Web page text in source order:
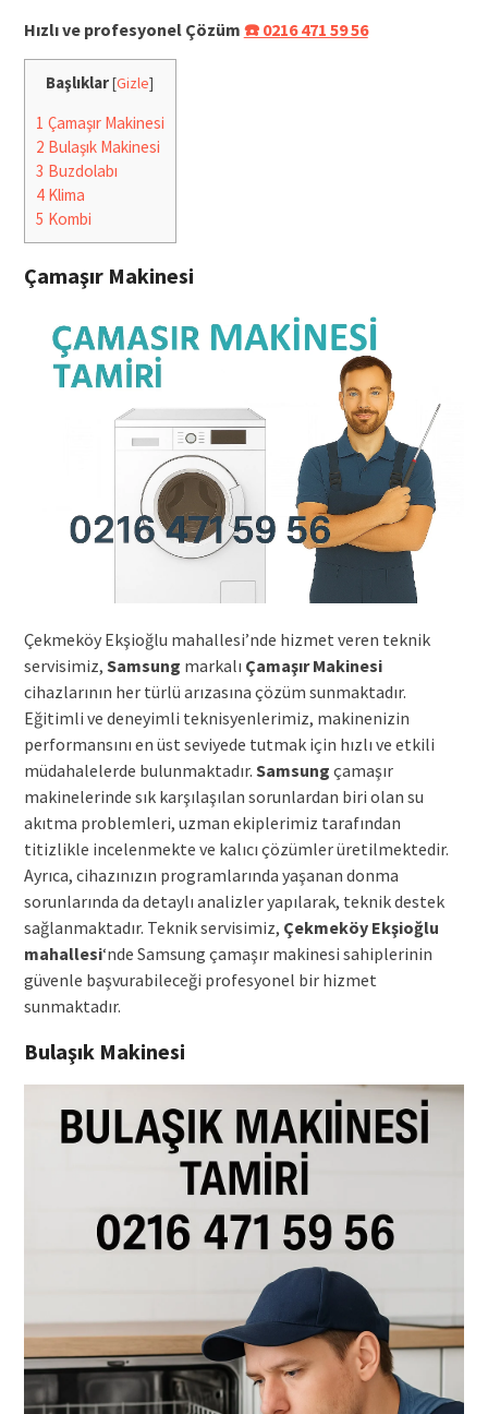
Hızlı ve profesyonel Çözüm ☎️ 0216 471 59 56
Başlıklar[Gizle]
1 Çamaşır Makinesi
2 Bulaşık Makinesi
3 Buzdolabı
4Klima
5 Kombi
Çamaşır Makinesi
Çekmeköy Ekşioğlu mahallesi’nde hizmet veren teknik
servisimiz, Samsung markalı Çamaşır Makinesi
cihazlarının her türlü arızasına çözüm sunmaktadır.
Eğitimli ve deneyimli teknisyenlerimiz, makinenizin
performansını en üst seviyede tutmak için hızlı ve etkili
müdahalelerde bulunmaktadır. Samsung çamaşır
makinelerinde sık karşılaşılan sorunlardan biri olan su
akıtma problemleri, uzman ekiplerimiz tarafından
titizlikle incelenmekte ve kalıcı çözümler üretilmektedir.
Ayrıca, cihazınızın programlarında yaşanan donma
sorunlarında da detaylı analizler yapılarak, teknik destek
sağlanmaktadır. Teknik servisimiz, Çekmeköy Ekşioğlu
mahallesi‘nde Samsung çamaşır makinesi sahiplerinin
güvenle başvurabileceği profesyonel bir hizmet
sunmaktadır.
Bulaşık Makinesi